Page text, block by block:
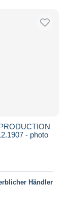
- photo
Händler